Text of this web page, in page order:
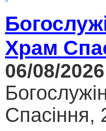
Храм
06/08/
Спасіння,